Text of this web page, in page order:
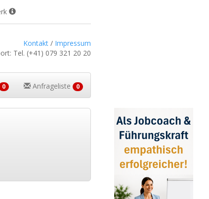
Kontakt / Impressum
Tel. (+41) 079 321 20 20
0 Anfrageliste 0